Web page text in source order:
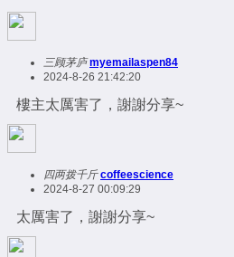
三顾茅庐 myemailaspen84
2024-8-26 21:42:20
樓主太厲害了，謝謝分享~
四两拨千斤 coffeescience
2024-8-27 00:09:29
太厲害了，謝謝分享~